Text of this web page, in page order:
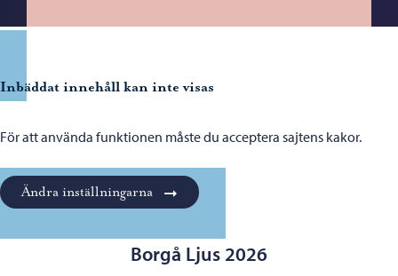
Inbäddat innehåll kan inte visas
För att använda funktionen måste du acceptera sajtens kakor.
Ändra inställningarna
Borgå Ljus 2026